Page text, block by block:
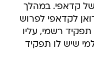
של קדאפי. במהלך
לקדאפי לפרוש
רשמי, עליו
שיש לו תפקיד